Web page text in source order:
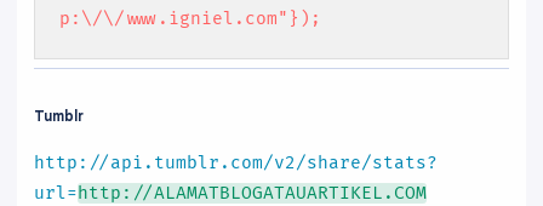
p:\/\/www.igniel.com"});
Tumblr
http://api.tumblr.com/v2/share/stats?
url=http://ALAMATBLOGATAUARTIKEL.COM